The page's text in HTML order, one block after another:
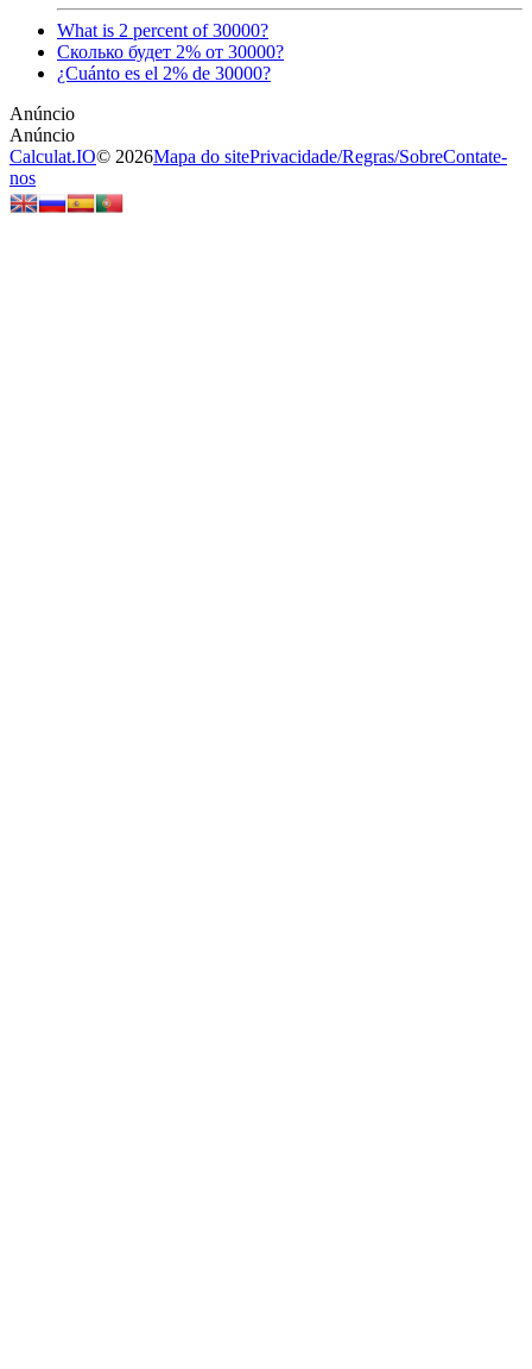
What is 2 percent of 30000?
Сколько будет 2% от 30000?
¿Cuánto es el 2% de 30000?
Calculat.IO© 2026Mapa do sitePrivacidade/Regras/SobreContate-
nos